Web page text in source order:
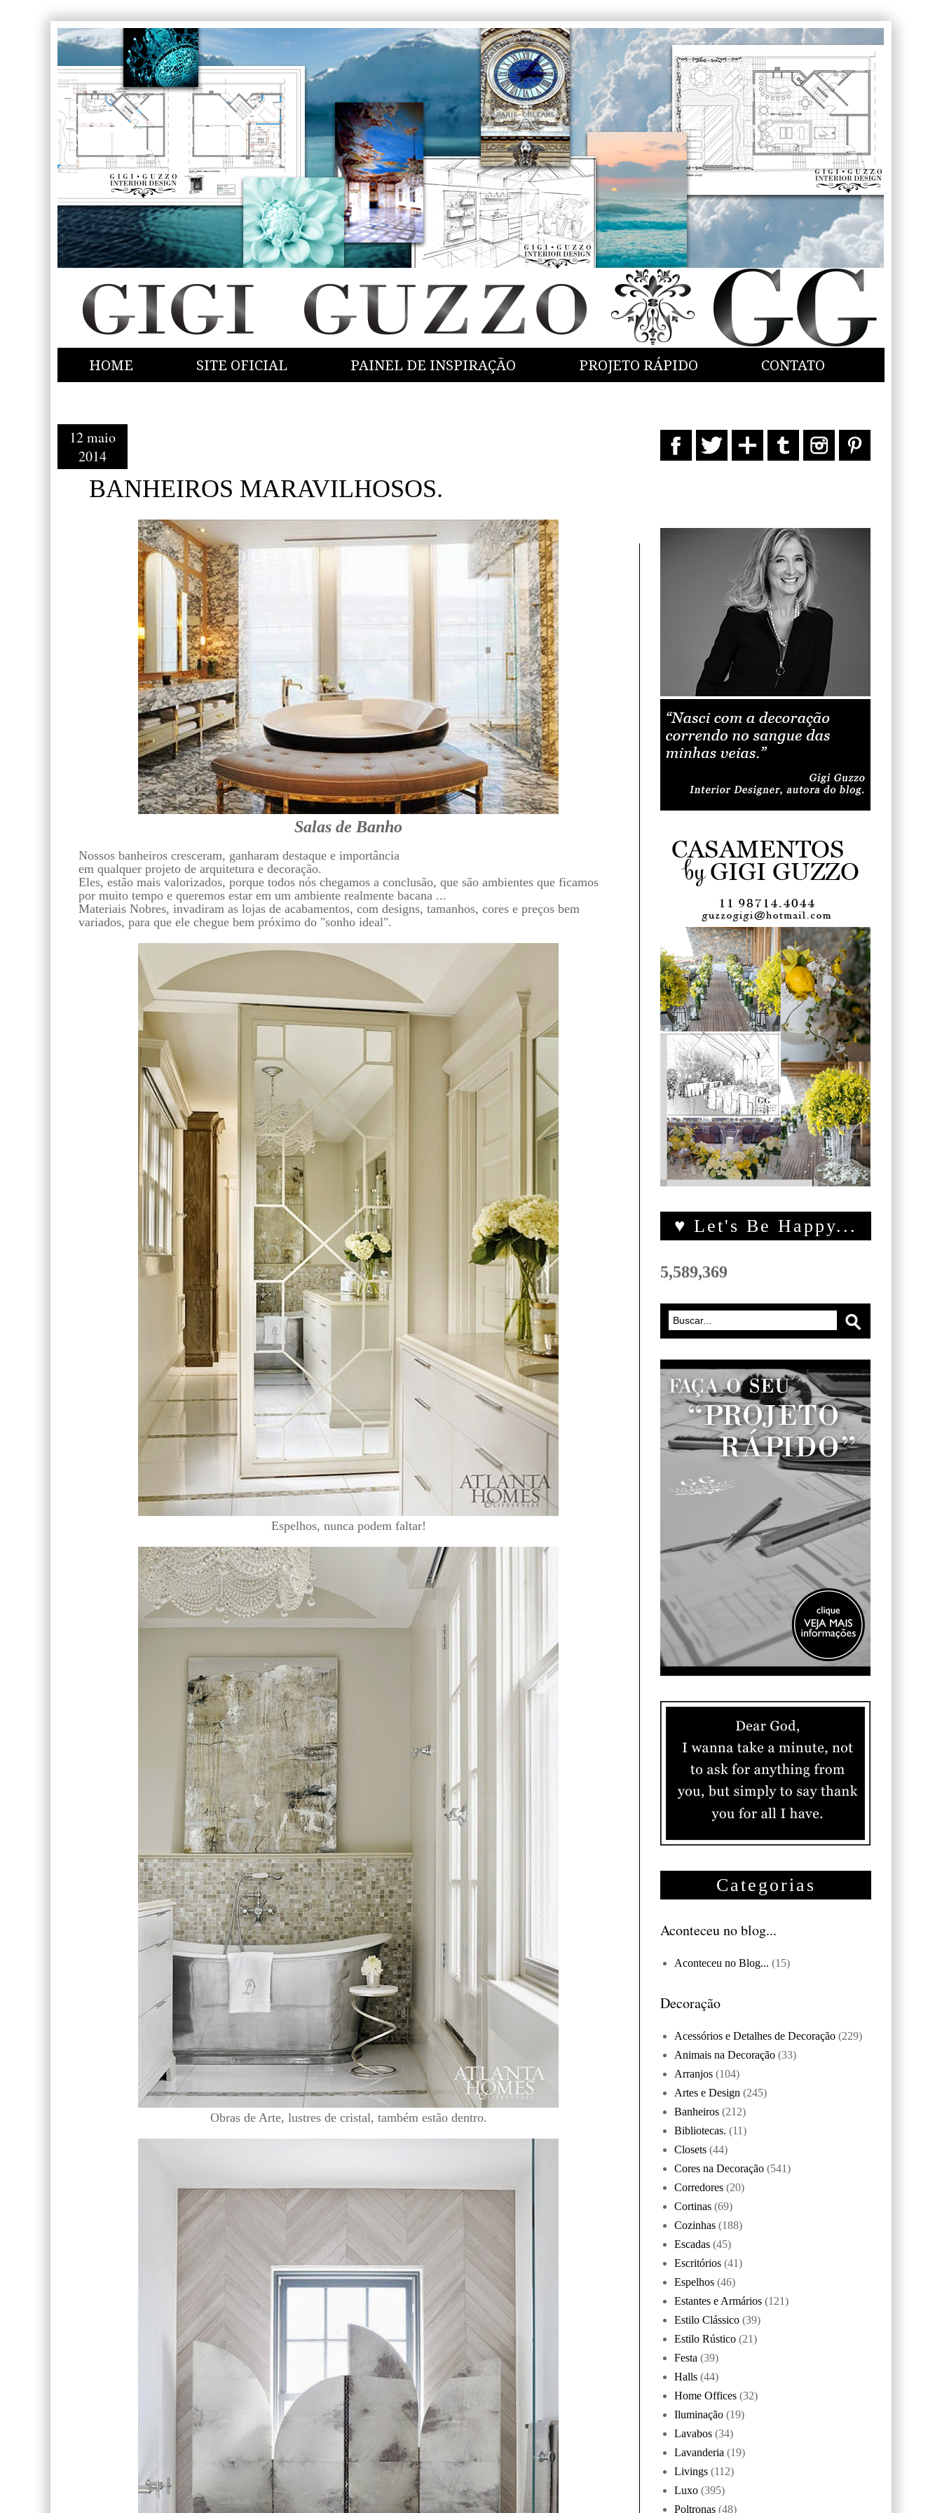
HOME SITE OFICIAL PAINEL DE INSPIRAÇÃO PROJETO RÁPIDO CONTATO
12 maio
2014
BANHEIROS MARAVILHOSOS.
Salas de Banho
Nossos banheiros cresceram, ganharam destaque e importância
em qualquer projeto de arquitetura e decoração.
Eles, estão mais valorizados, porque todos nós chegamos a conclusão, que são ambientes que ficamos
por muito tempo e queremos estar em um ambiente realmente bacana ...
Materiais Nobres, invadiram as lojas de acabamentos, com designs, tamanhos, cores e preços bem
variados, para que ele chegue bem próximo do "sonho ideal".
Espelhos, nunca podem faltar!
Obras de Arte, lustres de cristal, também estão dentro.
♥ Let's Be Happy...
5,589,369
Categorias
Aconteceu no blog...
Aconteceu no Blog... (15)
Decoração
Acessórios e Detalhes de Decoração (229)
Animais na Decoração (33)
Arranjos (104)
Artes e Design (245)
Banheiros (212)
Bibliotecas. (11)
Closets (44)
Cores na Decoração (541)
Corredores (20)
Cortinas (69)
Cozinhas (188)
Escadas (45)
Escritórios (41)
Espelhos (46)
Estantes e Armários (121)
Estilo Clássico (39)
Estilo Rústico (21)
Festa (39)
Halls (44)
Home Offices (32)
Iluminação (19)
Lavabos (34)
Lavanderia (19)
Livings (112)
Luxo (395)
Poltronas (48)